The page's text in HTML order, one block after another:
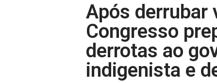
Após derrubar
Congresso
derrotas ao
indigenista e